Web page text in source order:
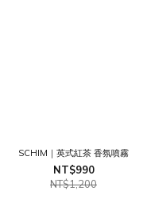
SCHIM｜英式紅茶 香氛噴霧
NT$990
NT$1,200